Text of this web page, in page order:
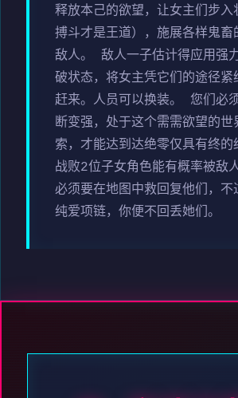
释放本己的欲望，让女主们步入
搏斗才是王道），施展各样鬼畜
敌人。 敌人一子估计得应用强
破状态，将女主凭它们的途径紧
赶来。人员可以换装。 您们必
断变强，处于这个需需欲望的世
索，才能达到达绝零仅具有终
战败2位子女角色能有概率被敌
必须要在地图中救回复他们，不
纯爱项链，你便不回丢她们。